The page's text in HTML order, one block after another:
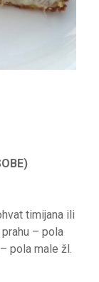
timijana ili
– pola
pola male žl.